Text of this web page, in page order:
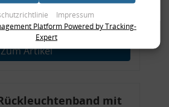
inkl. gesetzl. MwSt., zzgl.Versandkosten
Merkzettel
Zum Artikel
mit
der Dienste gesammelt haben
anderer Geräte). Ihre Einwilligung zur
und Pixeln können Sie jederzeit
Sie auf den Datenschutz-Button links
dort die entsprechenden Anpassungen
Impressum
Platform Powered by Tracking-
Expert